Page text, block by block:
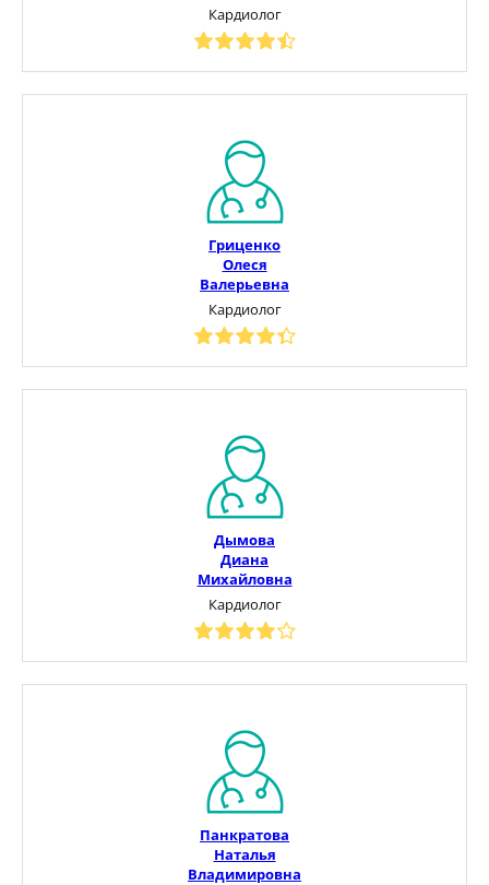
Кардиолог
Гриценко
Олеся
Валерьевна
Кардиолог
Дымова
Диана
Михайловна
Кардиолог
Панкратова
Наталья
Владимировна